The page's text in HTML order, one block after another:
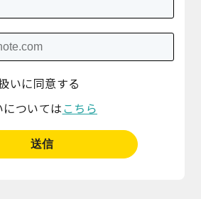
いに同意する
ついては こちら